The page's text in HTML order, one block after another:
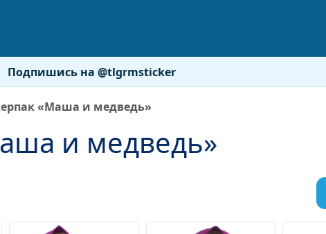
Подпишись на @tlgrmsticker
«Маша и медведь»
и медведь»